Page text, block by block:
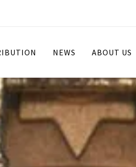
NEWS ABOUT US